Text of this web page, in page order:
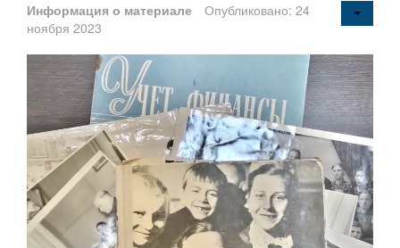
Информация о материале
Опубликовано: 24
ноября 2023